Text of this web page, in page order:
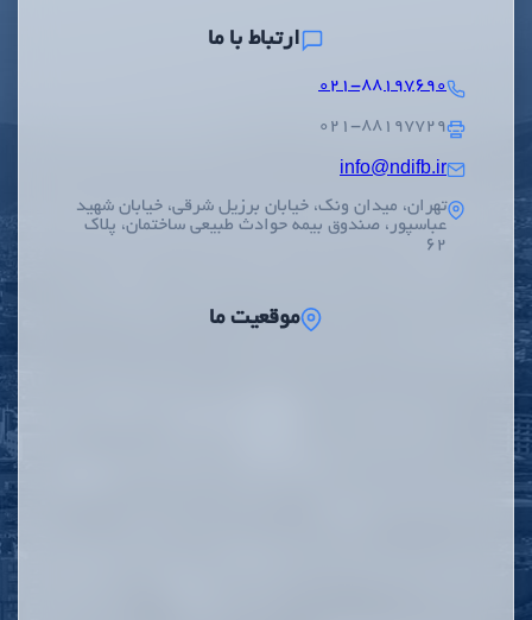
ارتباط با ما
۰۲۱-۸۸۱۹۷۶۹۰
۰۲۱-۸۸۱۹۷۷۲۹
info@ndifb.ir
تهران، میدان ونک، خیابان برزیل شرقی، خیابان شهید
عباسپور، صندوق بیمه حوادث طبیعی ساختمان، پلاک
62
موقعیت ما